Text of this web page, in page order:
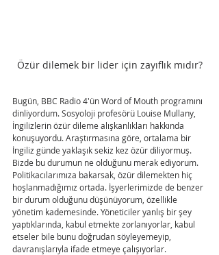
Özür dilemek bir lider için zayıflık mıdır?
Bugün, BBC Radio 4'ün Word of Mouth programını
dinliyordum. Sosyoloji profesörü Louise Mullany,
İngilizlerin özür dileme alışkanlıkları hakkında
konuşuyordu. Araştırmasına göre, ortalama bir
İngiliz günde yaklaşık sekiz kez özür diliyormuş.
Bizde bu durumun ne olduğunu merak ediyorum.
Politikacılarımıza bakarsak, özür dilemekten hiç
hoşlanmadığımız ortada. İşyerlerimizde de benzer
bir durum olduğunu düşünüyorum, özellikle
yönetim kademesinde. Yöneticiler yanlış bir şey
yaptıklarında, kabul etmekte zorlanıyorlar, kabul
etseler bile bunu doğrudan söyleyemeyip,
davranışlarıyla ifade etmeye çalışıyorlar.